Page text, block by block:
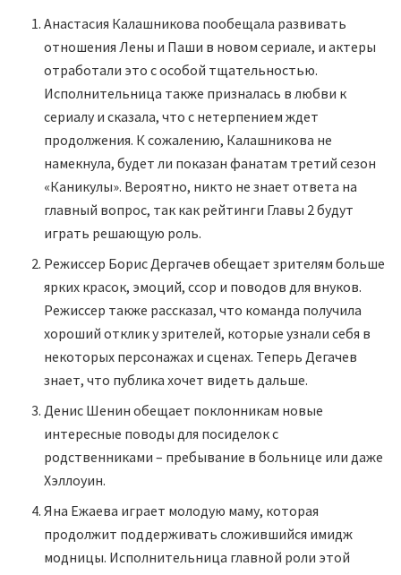
Анастасия Калашникова пообещала развивать
отношения Лены и Паши в новом сериале, и актеры
отработали это с особой тщательностью.
Исполнительница также призналась в любви к
сериалу и сказала, что с нетерпением ждет
продолжения. К сожалению, Калашникова не
намекнула, будет ли показан фанатам третий сезон
«Каникулы». Вероятно, никто не знает ответа на
главный вопрос, так как рейтинги Главы 2 будут
играть решающую роль.
Режиссер Борис Дергачев обещает зрителям больше
ярких красок, эмоций, ссор и поводов для внуков.
Режиссер также рассказал, что команда получила
хороший отклик у зрителей, которые узнали себя в
некоторых персонажах и сценах. Теперь Дегачев
знает, что публика хочет видеть дальше.
Денис Шенин обещает поклонникам новые
интересные поводы для посиделок с
родственниками – пребывание в больнице или даже
Хэллоуин.
Яна Ежаева играет молодую маму, которая
продолжит поддерживать сложившийся имидж
модницы. Исполнительница главной роли этой